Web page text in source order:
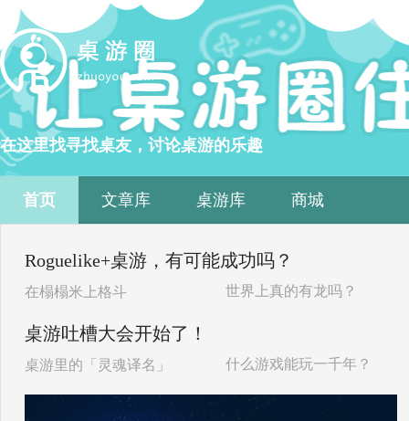
在这里找寻找桌友，讨论桌游的乐趣
首页 文章库 桌游库 商城
Roguelike+桌游，有可能成功吗？
在榻榻米上格斗 世界上真的有龙吗？
桌游吐槽大会开始了！
桌游里的「灵魂译名」 什么游戏能玩一千年？